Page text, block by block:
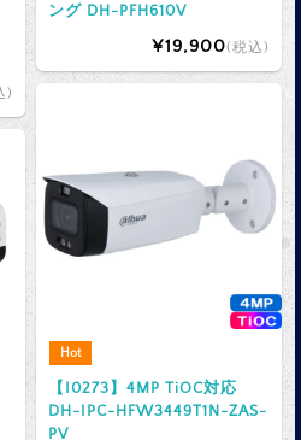
ング DH-PFH610V
¥19,900(税込)
)
Hot
【I0273】4MP TiOC対応
DH-IPC-HFW3449T1N-ZAS-
PV